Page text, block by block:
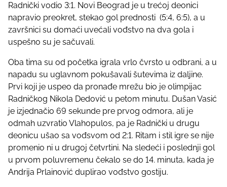
Radnički vodio 3:1. Novi Beograd je u trećoj deonici
napravio preokret, stekao gol prednosti (5:4, 6:5), a u
završnici su domaći uvećali vođstvo na dva gola i
uspešno su je sačuvali.
Oba tima su od početka igrala vrlo čvrsto u odbrani, a u
napadu su uglavnom pokušavali šutevima iz daljine.
Prvi koji je uspeo da pronađe mrežu bio je olimpijac
Radničkog Nikola Dedović u petom minutu. Dušan Vasić
je izjednačio 69 sekunde pre prvog odmora, ali je
odmah uzvratio Vlahopulos, pa je Radnički u drugu
deonicu ušao sa vođsvom od 2:1. Ritam i stil igre se nije
promenio ni u drugoj četvrtini. Na sledeći i poslednji gol
u prvom poluvremenu čekalo se do 14. minuta, kada je
Andrija Prlainović duplirao vođstvo gostiju.